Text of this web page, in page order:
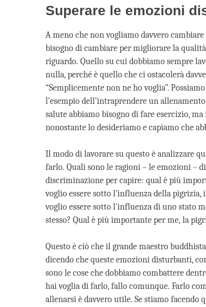
Superare le emozioni
A meno che non vogliamo davvero
bisogno di cambiare per migliorare la
riguardo. Quello su cui dobbiamo sempre
nulla, perché è quello che ci ostacolerà
“Semplicemente non ne ho voglia”.
l'esempio dell’intraprendere un
salute abbiamo bisogno di fare esercizio,
nonostante lo desideriamo e capiamo che
Il modo di lavorare su questo è analizzare
farlo. Quali sono le ragioni – le emozioni –
discriminazione per capire: qual è più
voglio essere sotto l'influenza della
voglio essere sotto l'influenza di uno stato
stesso? Qual è più importante per me, la
Questo è ciò che il grande maestro
dicendo che queste emozioni disturbanti,
sono le cose che dobbiamo combattere
hai voglia di farlo, fallo comunque. Farlo
allenarsi è davvero utile. Se stiamo